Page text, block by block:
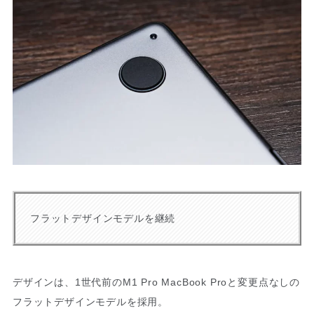
フラットデザインモデルを継続
デザインは、1世代前のM1 Pro MacBook Proと変更点なしの
フラットデザインモデルを採用。